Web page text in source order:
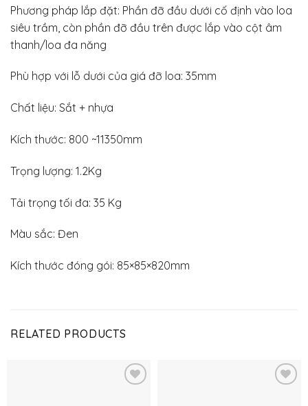
Phương pháp lắp đặt: Phần đỡ đầu dưới cố định vào loa
siêu trầm, còn phần đỡ đầu trên được lắp vào cột âm
thanh/loa đa năng
Phù hợp với lỗ dưới của giá đỡ loa: 35mm
Chất liệu: Sắt + nhựa
Kích thước: 800 ~11350mm
Trọng lượng: 1.2Kg
Tải trọng tối đa: 35 Kg
Màu sắc: Đen
Kích thước đóng gói: 85×85×820mm
RELATED PRODUCTS